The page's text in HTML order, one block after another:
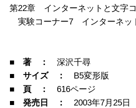
第22章 インターネットと文字
実験コーナー7 インターネッ
■ 著 ： 深沢千尋
■ サイズ ： B5変形版
■ 頁 ： 616ページ
■ 発売日 ： 2003年7月25日